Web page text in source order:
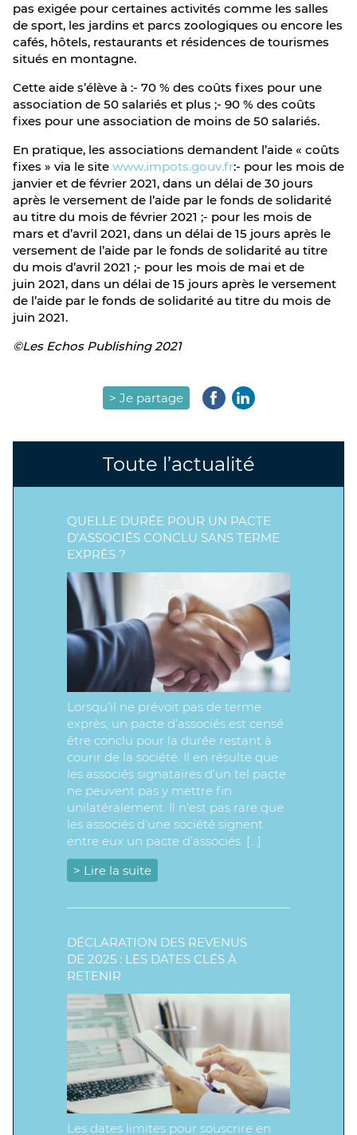
pas exigée pour certaines activités comme les salles
de sport, les jardins et parcs zoologiques ou encore les
cafés, hôtels, restaurants et résidences de tourismes
situés en montagne.
Cette aide s’élève à :- 70 % des coûts fixes pour une
association de 50 salariés et plus ;- 90 % des coûts
fixes pour une association de moins de 50 salariés.
En pratique, les associations demandent l’aide « coûts
fixes » via le site www.impots.gouv.fr:- pour les mois de
janvier et de février 2021, dans un délai de 30 jours
après le versement de l’aide par le fonds de solidarité
au titre du mois de février 2021 ;- pour les mois de
mars et d’avril 2021, dans un délai de 15 jours après le
versement de l’aide par le fonds de solidarité au titre
du mois d’avril 2021 ;- pour les mois de mai et de
juin 2021, dans un délai de 15 jours après le versement
de l’aide par le fonds de solidarité au titre du mois de
juin 2021.
©Les Echos Publishing 2021
> Je partage
Toute l’actualité
QUELLE DURÉE POUR UN PACTE
D’ASSOCIÉS CONCLU SANS TERME
EXPRÈS ?
Lorsqu’il ne prévoit pas de terme
exprès, un pacte d’associés est censé
être conclu pour la durée restant à
courir de la société. Il en résulte que
les associés signataires d’un tel pacte
ne peuvent pas y mettre fin
unilatéralement. Il n’est pas rare que
les associés d’une société signent
entre eux un pacte d’associés. […]
> Lire la suite
DÉCLARATION DES REVENUS
DE 2025 : LES DATES CLÉS À
RETENIR
Les dates limites pour souscrire en